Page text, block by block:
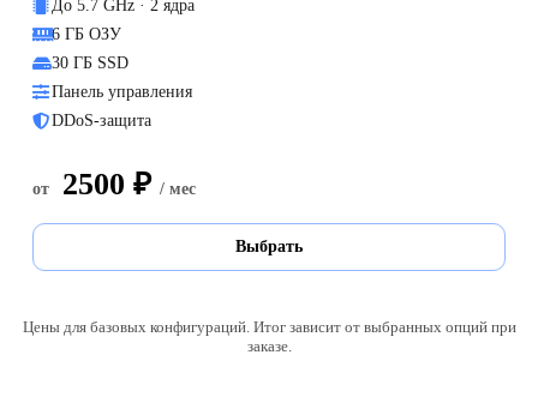
До 5.7 GHz · 2 ядра
6 ГБ ОЗУ
30 ГБ SSD
Панель управления
DDoS-защита
от 2500 ₽ / мес
Выбрать
Цены для базовых конфигураций. Итог зависит от выбранных опций при
заказе.